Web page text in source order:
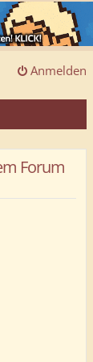
Anmelden
Forum